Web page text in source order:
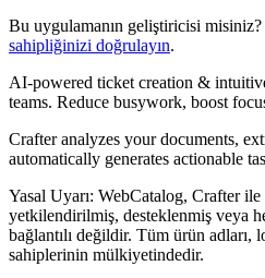
Bu uygulamanın geliştiricisi
sahipliğinizi doğrulayın.
AI-powered ticket creation &
teams. Reduce busywork, boost
Crafter analyzes your documents,
automatically generates actionable
Yasal Uyarı: WebCatalog, Crafter ile
yetkilendirilmiş, desteklenmiş veya
bağlantılı değildir. Tüm ürün
sahiplerinin mülkiyetindedir.